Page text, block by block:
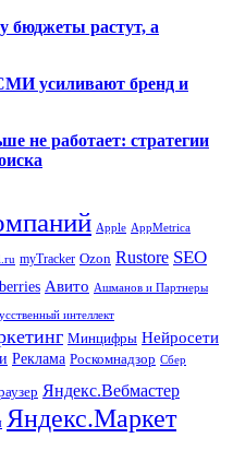
бюджеты растут, а
усиливают бренд и
не работает: стратегии
Apple AppMetrica
myTracker Ozon Rustore SEO
Авито Ашманов и Партнеры
интеллект
Минцифры Нейросети
Реклама Роскомнадзор Сбер
Яндекс.Вебмастер
Яндекс.Маркет